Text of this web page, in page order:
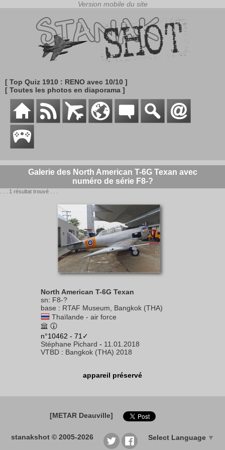
[ Top Quiz 1910 : RENO avec 10/10 ]
[ Toutes les photos en diaporama ]
Galerie des North American T-6G Texan avec
numéro de série F8-?
. . . 1 résultat trouvé . . .
North American T-6G Texan
sn: F8-?
base : RTAF Museum, Bangkok (THA)
Thaïlande - air force
n°10462 - 71✓
Stéphane Pichard - 11.01.2018
VTBD : Bangkok (THA) 2018
appareil préservé
[METAR Deauville]
stanakshot © 2005-2026 Select Language ▼